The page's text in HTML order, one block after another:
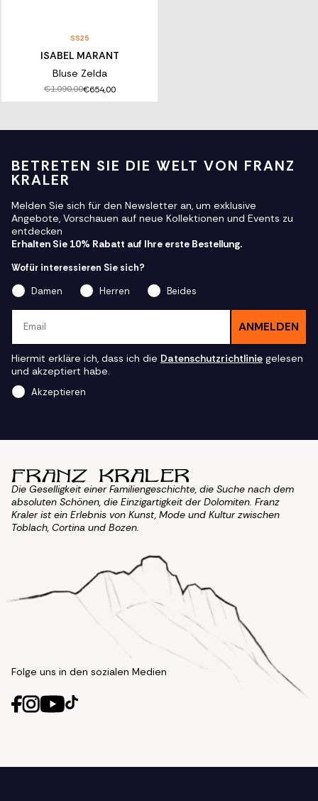
SS25
ISABEL MARANT
Bluse Zelda
€1.090,00€654,00
BETRETEN SIE DIE WELT VON FRANZ
KRALER
Melden Sie sich für den Newsletter an, um exklusive
Angebote, Vorschauen auf neue Kollektionen und Events zu
entdecken
Erhalten Sie 10% Rabatt auf Ihre erste Bestellung.
Wofür interessieren Sie sich?
Damen
Herren
Beides
ANMELDEN
Hiermit erkläre ich, dass ich die Datenschutzrichtlinie gelesen
und akzeptiert habe.
Akzeptieren
Die Geselligkeit einer Familiengeschichte, die Suche nach dem
absoluten Schönen, die Einzigartigkeit der Dolomiten. Franz
Kraler ist ein Erlebnis von Kunst, Mode und Kultur zwischen
Toblach, Cortina und Bozen.
Folge uns in den sozialen Medien